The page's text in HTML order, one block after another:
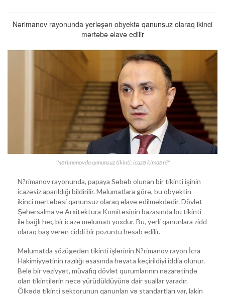
Nərimanov rayonunda yerləşən obyektə qanunsuz olaraq ikinci
mərtəbə əlavə edilir
"Nərimanovda qanunsuz tikinti: icazə kimdən?"
N?rimanov rayonunda, papaya Səbəb olunan bir tikinti işinin
icazəsiz aparıldığı bildirilir. Məlumatlara görə, bu obyektin
ikinci mərtəbəsi qanunsuz olaraq əlavə edilməkdədir. Dövlət
Şəhərsalma və Arxitektura Komitəsinin bazasında bu tikinti
ilə bağlı heç bir icazə məlumatı yoxdur. Bu, yerli qanunlara zidd
olaraq baş verən ciddi bir pozuntu hesab edilir.
Məlumatda sözügedən tikinti işlərinin N?rimanov rayon İcra
Hakimiyyətinin razılığı əsasında həyata keçirildiyi iddia olunur.
Belə bir vəziyyət, müvafiq dövlət qurumlarının nəzarətində
olan tikintilərin necə yürüdüldüyünə dair suallar yaradır.
Ölkədə tikinti sektorunun qanunları və standartları var, lakin